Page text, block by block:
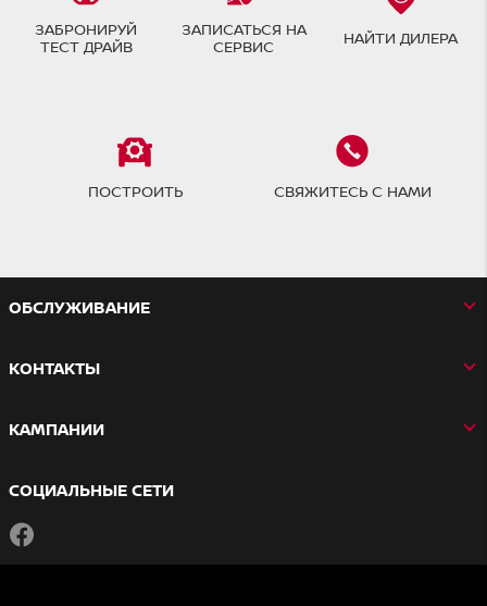
ЗАБРОНИРУЙ
ТЕСТ ДРАЙВ
ЗАПИСАТЬСЯ НА
СЕРВИС
НАЙТИ ДИЛЕРА
ПОСТРОИТЬ СВЯЖИТЕСЬ С НАМИ
OБСЛУЖИВАНИЕ
КОНТАКТЫ
КАМПАНИИ
СОЦИАЛЬНЫЕ СЕТИ